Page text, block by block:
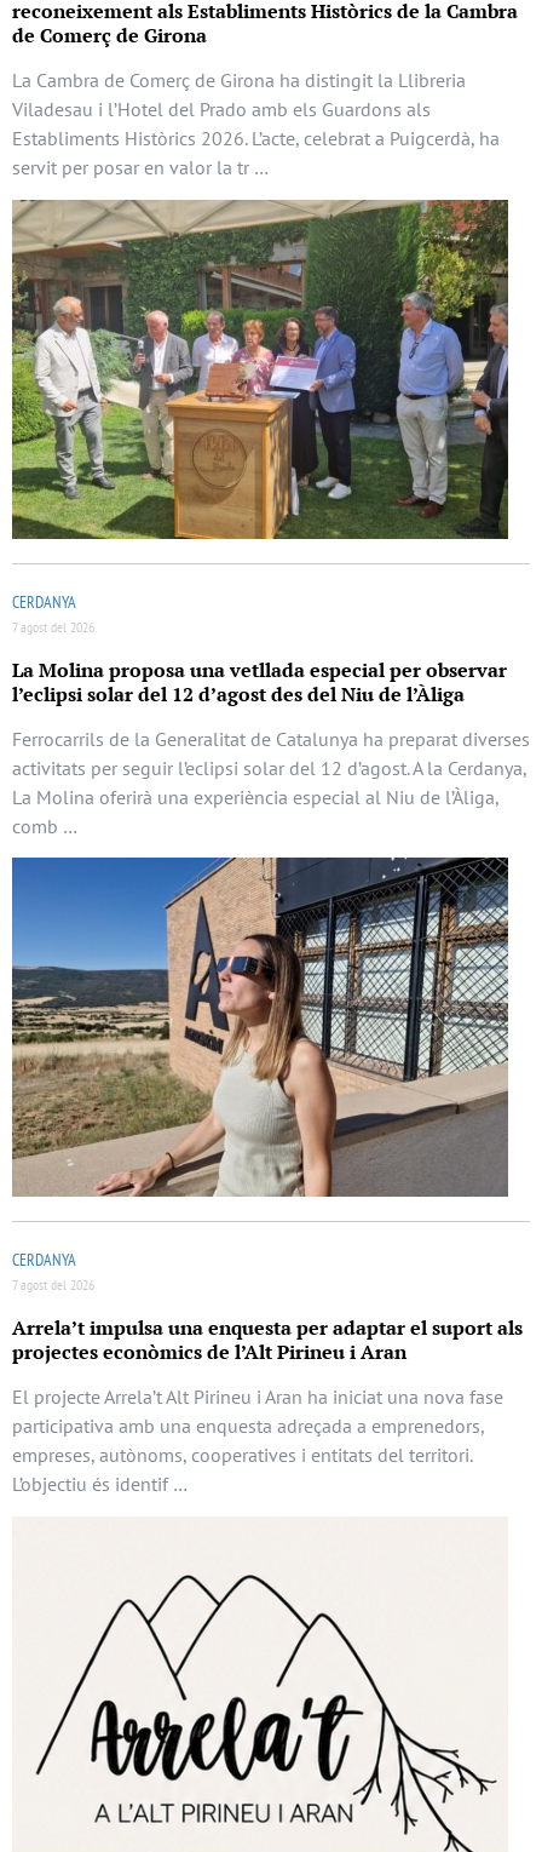
reconeixement als Establiments Històrics de la Cambra
de Comerç de Girona
La Cambra de Comerç de Girona ha distingit la Llibreria
Viladesau i l’Hotel del Prado amb els Guardons als
Establiments Històrics 2026. L’acte, celebrat a Puigcerdà, ha
servit per posar en valor la tr …
CERDANYA
7 agost del 2026
La Molina proposa una vetllada especial per observar
l’eclipsi solar del 12 d’agost des del Niu de l’Àliga
Ferrocarrils de la Generalitat de Catalunya ha preparat diverses
activitats per seguir l’eclipsi solar del 12 d’agost. A la Cerdanya,
La Molina oferirà una experiència especial al Niu de l’Àliga,
comb …
CERDANYA
7 agost del 2026
Arrela’t impulsa una enquesta per adaptar el suport als
projectes econòmics de l’Alt Pirineu i Aran
El projecte Arrela’t Alt Pirineu i Aran ha iniciat una nova fase
participativa amb una enquesta adreçada a emprenedors,
empreses, autònoms, cooperatives i entitats del territori.
L’objectiu és identif …